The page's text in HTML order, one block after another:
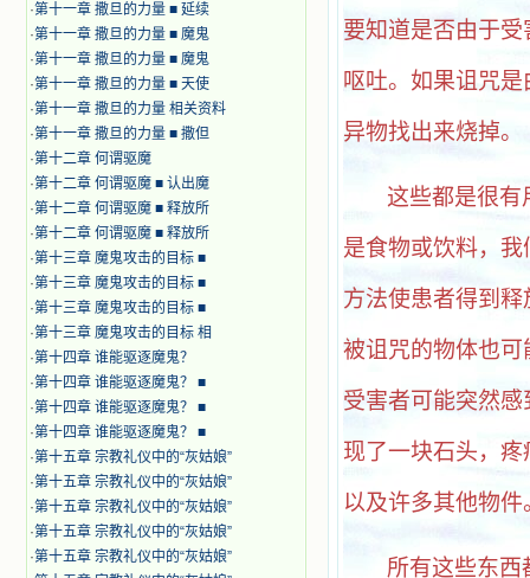
·第十一章 撒旦的力量 ■ 延续
·第十一章 撒旦的力量 ■ 魔鬼
·第十一章 撒旦的力量 ■ 魔鬼
·第十一章 撒旦的力量 ■ 天使
·第十一章 撒旦的力量 相关资料
·第十一章 撒旦的力量 ■ 撒但
·第十二章 何谓驱魔
·第十二章 何谓驱魔 ■ 认出魔
·第十二章 何谓驱魔 ■ 释放所
·第十二章 何谓驱魔 ■ 释放所
·第十三章 魔鬼攻击的目标 ■
·第十三章 魔鬼攻击的目标 ■
·第十三章 魔鬼攻击的目标 ■
·第十三章 魔鬼攻击的目标 相
·第十四章 谁能驱逐魔鬼？
·第十四章 谁能驱逐魔鬼？ ■
·第十四章 谁能驱逐魔鬼？ ■
·第十四章 谁能驱逐魔鬼？ ■
·第十五章 宗教礼仪中的“灰姑娘”
·第十五章 宗教礼仪中的“灰姑娘”
·第十五章 宗教礼仪中的“灰姑娘”
·第十五章 宗教礼仪中的“灰姑娘”
·第十五章 宗教礼仪中的“灰姑娘”
要知道是否由于
呕吐。如果诅咒
异物找出来烧掉。
这些都是很有
是食物或饮料，
方法使患者得到
被诅咒的物体也
受害者可能突然
现了一块石头，
以及许多其他物件
所有这些东西